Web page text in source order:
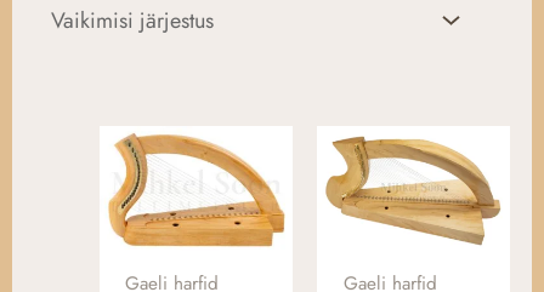
Gaeli harfid
Gaeli harfid
kuni